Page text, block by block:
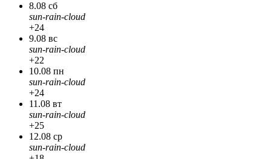
8.08 сб
sun-rain-cloud
+24
9.08 вс
sun-rain-cloud
+22
10.08 пн
sun-rain-cloud
+24
11.08 вт
sun-rain-cloud
+25
12.08 ср
sun-rain-cloud